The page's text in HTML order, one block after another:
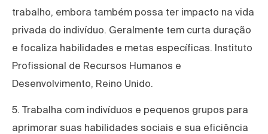
trabalho, embora também possa ter impacto na vida
privada do indivíduo. Geralmente tem curta duração
e focaliza habilidades e metas específicas. Instituto
Profissional de Recursos Humanos e
Desenvolvimento, Reino Unido.
5. Trabalha com indivíduos e pequenos grupos para
aprimorar suas habilidades sociais e sua eficiência